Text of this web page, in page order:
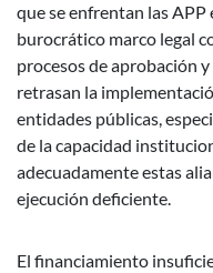
que se enfrentan las APP
burocrático marco legal
procesos de aprobación
retrasan la
entidades públicas,
de la capacidad
adecuadamente estas
ejecución deficiente.
El financiamiento